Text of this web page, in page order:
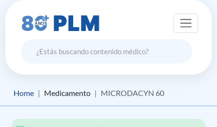
Home Medicamento MICRODACYN 60